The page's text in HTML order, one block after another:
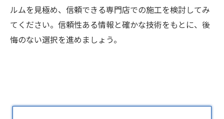
ルムを見極め、信頼できる専門店での施工を検討してみ
てください。信頼性ある情報と確かな技術をもとに、後
悔のない選択を進めましょう。